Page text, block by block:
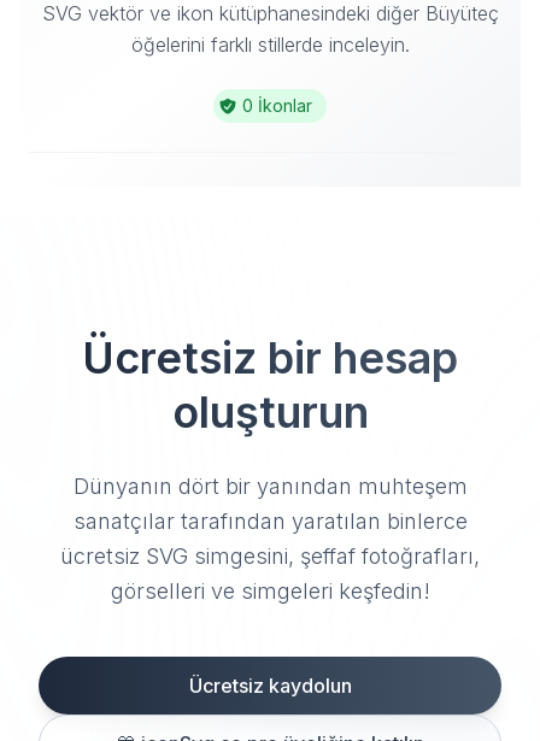
SVG vektör ve ikon kütüphanesindeki diğer Büyüteç
öğelerini farklı stillerde inceleyin.
0 İkonlar
Ücretsiz bir hesap
oluşturun
Dünyanın dört bir yanından muhteşem
sanatçılar tarafından yaratılan binlerce
ücretsiz SVG simgesini, şeffaf fotoğrafları,
görselleri ve simgeleri keşfedin!
Ücretsiz kaydolun